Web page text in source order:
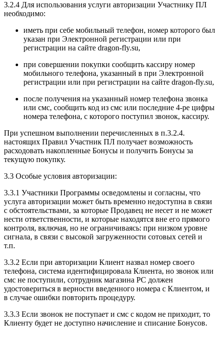
3.2.4 Для использования услуги авторизации Участнику ПЛ
необходимо:
иметь при себе мобильный телефон, номер которого был
указан при Электронной регистрации или при
регистрации на сайте dragon-fly.su,
при совершении покупки сообщить кассиру номер
мобильного телефона, указанный в при Электронной
регистрации или при регистрации на сайте dragon-fly.su,
после получения на указанный номер телефона звонка
или смс, сообщить код из смс или последние 4-ре цифры
номера телефона, с которого поступил звонок, кассиру.
При успешном выполнении перечисленных в п.3.2.4.
настоящих Правил Участник ПЛ получает возможность
расходовать накопленные Бонусы и получить Бонусы за
текущую покупку.
3.3 Особые условия авторизации:
3.3.1 Участники Программы осведомлены и согласны, что
услуга авторизации может быть временно недоступна в связи
с обстоятельствами, за которые Продавец не несет и не может
нести ответственности, и которые находятся вне его прямого
контроля, включая, но не ограничиваясь: при низком уровне
сигнала, в связи с высокой загруженности сотовых сетей и
т.п.
3.3.2 Если при авторизации Клиент назвал номер своего
телефона, система идентифицировала Клиента, но звонок или
смс не поступили, сотрудник магазина РС должен
удостовериться в верности введенного номера с Клиентом, и
в случае ошибки повторить процедуру.
3.3.3 Если звонок не поступает и смс с кодом не приходит, то
Клиенту будет не доступно начисление и списание Бонусов.